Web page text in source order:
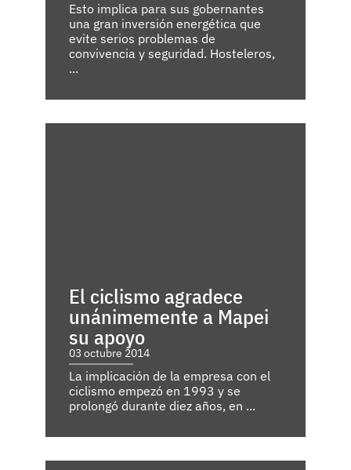
Esto implica para sus gobernantes
una gran inversión energética que
evite serios problemas de
convivencia y seguridad. Hosteleros,
...
El ciclismo agradece
unánimemente a Mapei
su apoyo
03 octubre 2014
La implicación de la empresa con el
ciclismo empezó en 1993 y se
prolongó durante diez años, en ...